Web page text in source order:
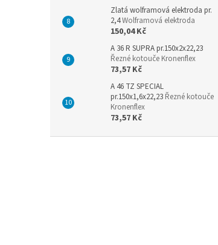
Zlatá wolframová elektroda pr.
2,4Wolframová elektroda
150,04 Kč
A 36 R SUPRA pr.150x2x22,23
Řezné kotouče Kronenflex
73,57 Kč
A 46 TZ SPECIAL
pr.150x1,6x22,23 Řezné kotouče
Kronenflex
73,57 Kč